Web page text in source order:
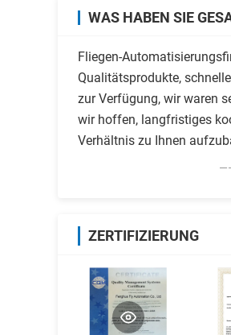
WAS HABEN SIE
Fliegen-
Qualitätsprodukte,
zur Verfügung, wir waren
wir hoffen, langfristiges
Verhältnis zu Ihnen
ZERTIFIZIERUNG